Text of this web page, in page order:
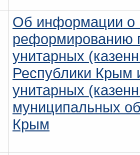
Об информации о
реформированию
унитарных
Республики Крым
унитарных
муниципальных
Крым